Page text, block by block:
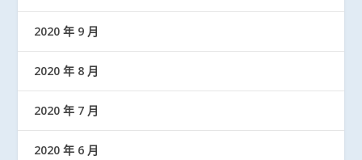
2020 年 9 月
2020 年 8 月
2020 年 7 月
2020 年 6 月